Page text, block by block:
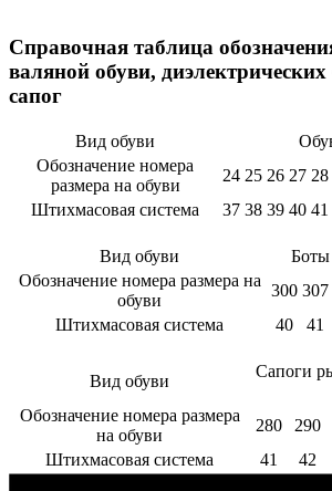
Справочная таблица
валяной обуви,
сапог
Вид обуви
Обозначение номера
размера на обуви
24 25 26 27 28
Штихмасовая система
37 38 39 40 41
Вид обуви
Боты
Обозначение номера размера на
обуви
300 307
Штихмасовая система
40 41
Вид обуви
Сапоги
Обозначение номера размера
на обуви
280 290
Штихмасовая система
41 42